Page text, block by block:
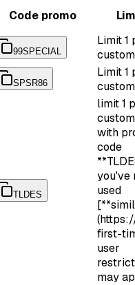
Code promo
99SPECIAL
Limit 1
SPSR86
Limit 1
TLDES
limit 1
with
code
you've
used
first-
user
may